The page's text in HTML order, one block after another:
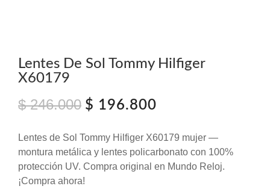
Lentes De Sol Tommy Hilfiger
X60179
$246.000 El
original
era:
$ 246.000.
$ 196.800
actual
es:
$ 196.800.
Lentes de Sol Tommy Hilfiger X60179 mujer —
montura metálica y lentes policarbonato con 100%
protección UV. Compra original en Mundo Reloj.
¡Compra ahora!